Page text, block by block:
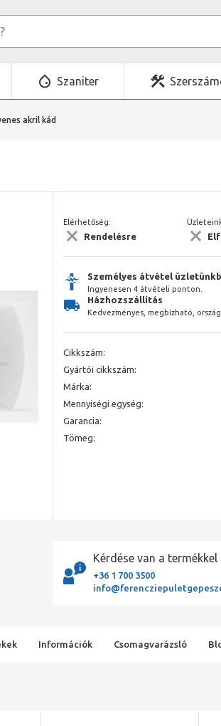
Szaniter
akril kád
Elérhetőség:
Rendelésre
Személyes átvétel
Ingyenesen 4 átvételi ponton.
Házhozszállítás
Kedvezményes, megbízható,
Cikkszám:
Gyártói cikkszám:
Márka:
Mennyiségi egység:
Garancia:
Tömeg:
Kérdése van a
+36 1 700 3500
Információk Csomagvarázsló